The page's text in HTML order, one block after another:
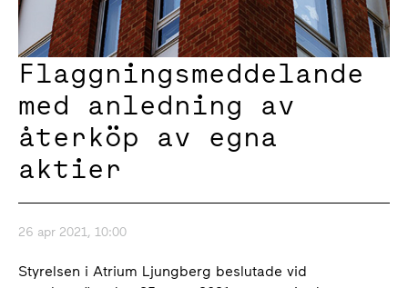
Flaggningsmeddelande
med anledning av
återköp av egna
aktier
26 apr 2021, 10:00
Styrelsen i Atrium Ljungberg beslutade vid